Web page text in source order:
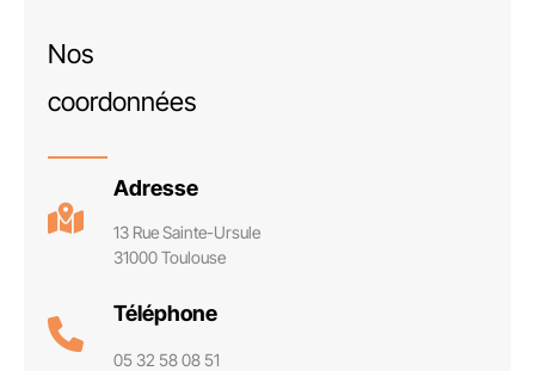
Nos
coordonnées
Adresse
13 Rue Sainte-Ursule
31000 Toulouse
Téléphone
05 32 58 08 51